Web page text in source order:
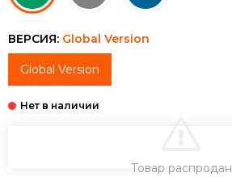
ВЕРСИЯ: Global Version
Global Version
Товар распродан